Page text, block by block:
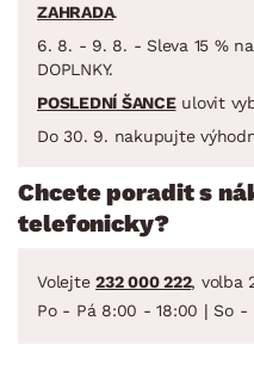
ZAHRADA.
6. 8. - 9. 8. - Sleva 15 % na
DOPLNKY.
POSLEDNÍ ŠANCEulovit
Do 30. 9. nakupujte
Chcete poradit s
telefonicky?
Volejte 232 000 222, volba
Po - Pá 8:00 - 18:00 | So -